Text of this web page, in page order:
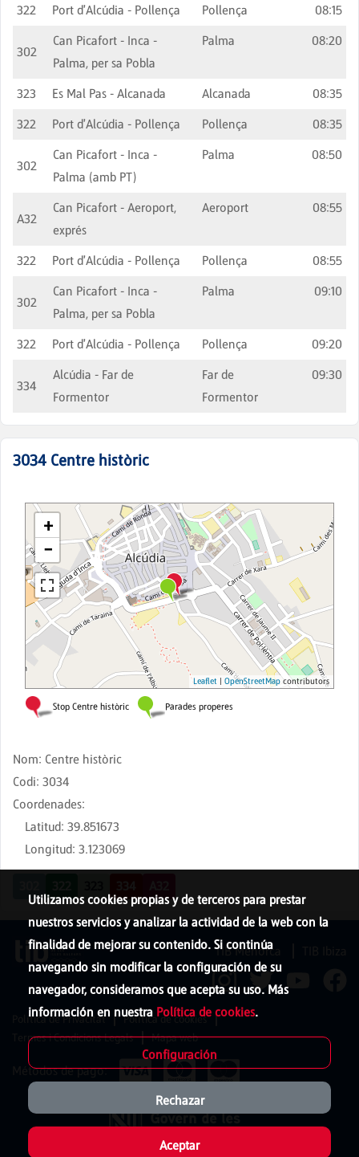
322 Port d'Alcúdia - Pollença Pollença 08:15
302
Can Picafort - Inca -
Palma, per sa Pobla
Palma 08:20
323 Es Mal Pas - Alcanada Alcanada
08:35
322
Port d'Alcúdia - Pollença Pollença 08:35
302
Can Picafort - Inca -
Palma (amb PT)
Palma 08:50
A32
Can Picafort - Aeroport,
exprés
Aeroport 08:55
322 Port d'Alcúdia - Pollença Pollença 08:55
302
Can Picafort - Inca -
Palma, per sa Pobla
Palma 09:10
322 Port d'Alcúdia - Pollença Pollença 09:20
334
Alcúdia - Far de
Formentor
Far de
Formentor
09:30
3034 Centre històric
Nom: Centre històric
Codi: 3034
Coordenades:
Latitud: 39.851673
Longitud: 3.123069
Utilizamos cookies propias y de terceros para prestar
nuestros servicios y analizar la actividad de la web con la
finalidad de mejorar su contenido. Si continúa
navegando sin modificar la configuración de su
navegador, consideramos que acepta su uso. Más
información en nuestra Política de cookies.
Configuración
Rechazar
Aceptar
TIB Menorca
Política de Privacitat
Política de cookies
Termes i Condicions Legals
Mapa web
Métodos de pago: